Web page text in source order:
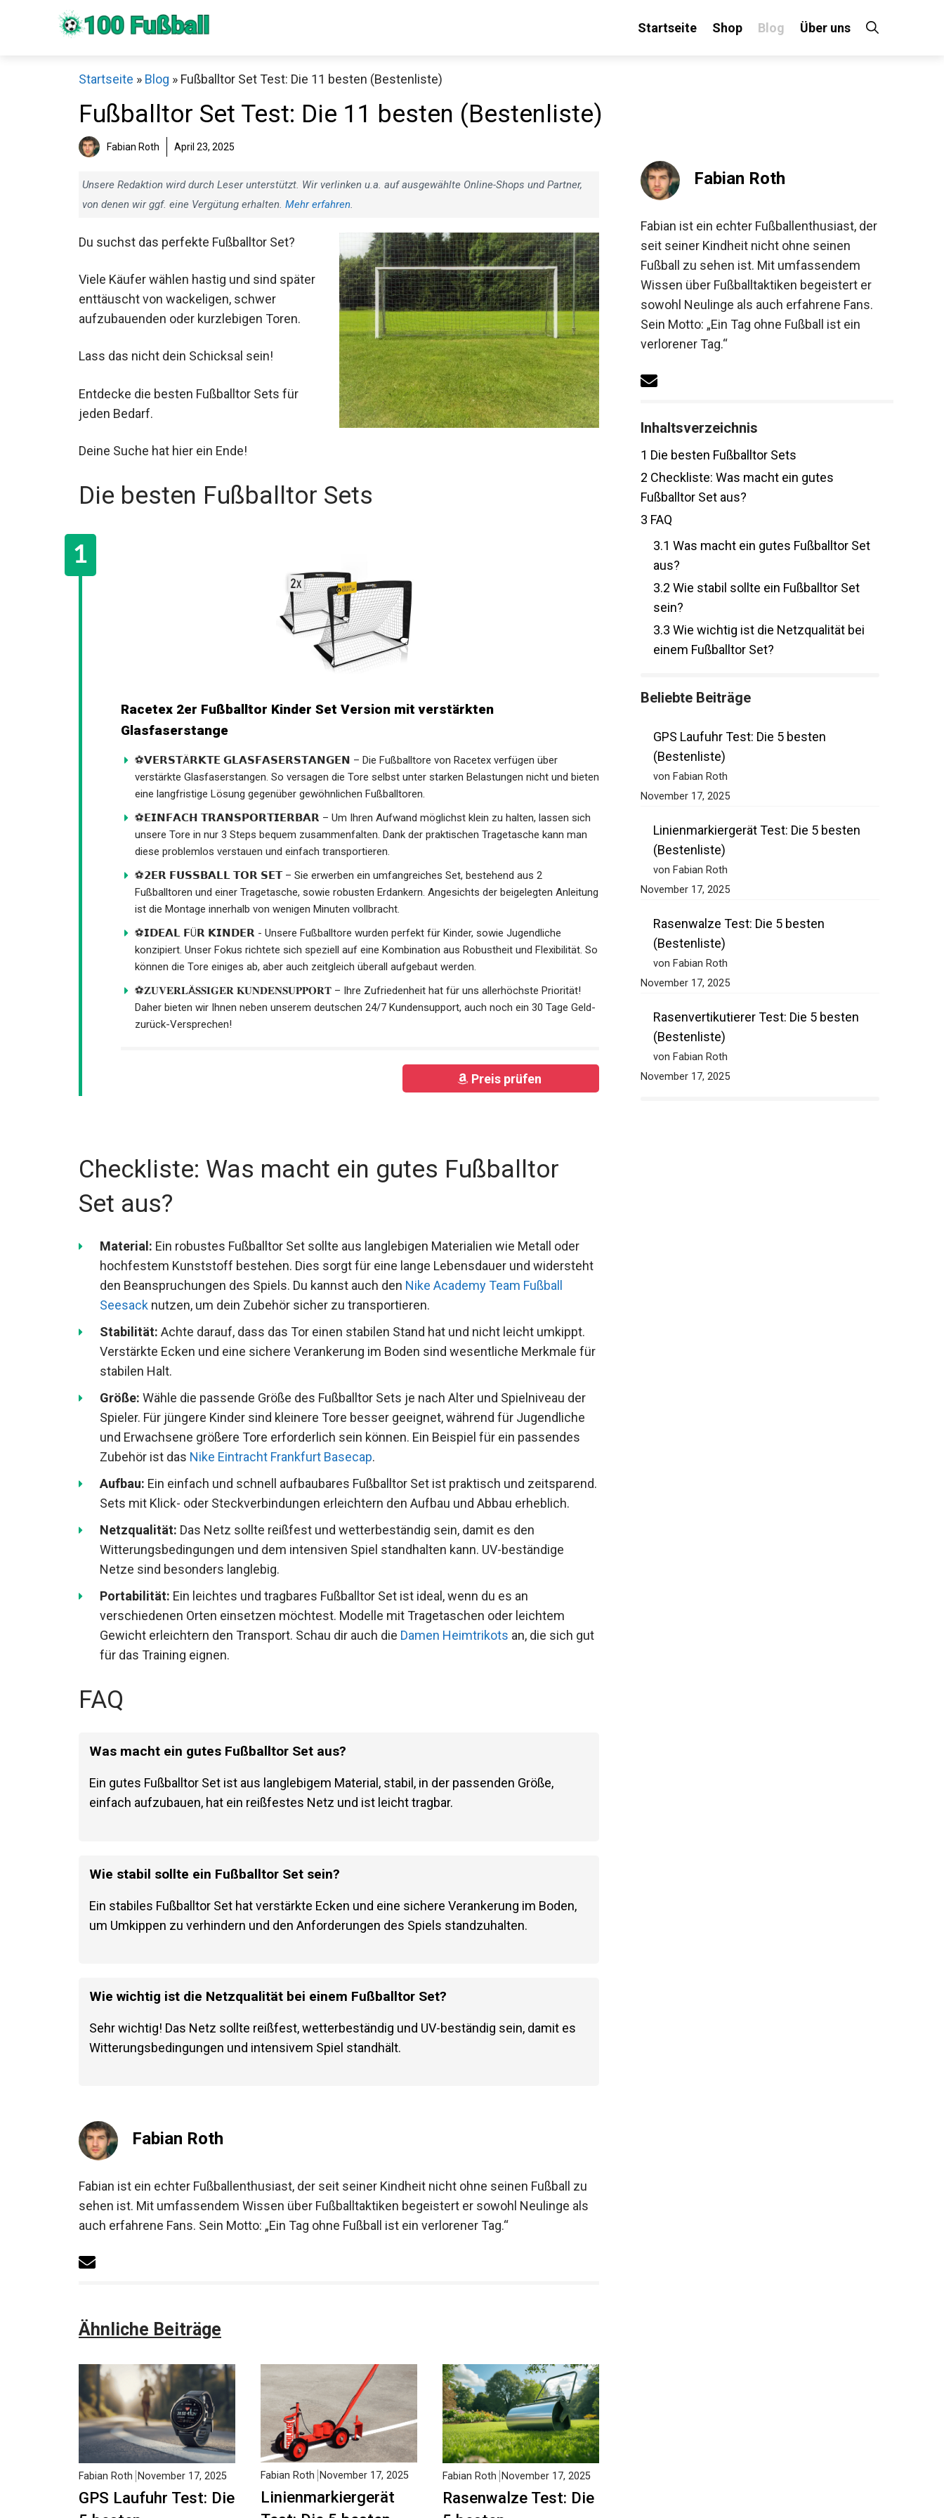
Startseite Shop Blog Über uns
Startseite » Blog » Fußballtor Set Test: Die 11 besten (Bestenliste)
Fußballtor Set Test: Die 11 besten (Bestenliste)
Fabian Roth April 23, 2025
Unsere Redaktion wird durch Leser unterstützt. Wir verlinken u.a. auf ausgewählte Online-Shops und Partner,
von denen wir ggf. eine Vergütung erhalten. Mehr erfahren.
Du suchst das perfekte Fußballtor Set?
Viele Käufer wählen hastig und sind später
enttäuscht von wackeligen, schwer
aufzubauenden oder kurzlebigen Toren.
Lass das nicht dein Schicksal sein!
Entdecke die besten Fußballtor Sets für
jeden Bedarf.
Deine Suche hat hier ein Ende!
Die besten Fußballtor Sets
Racetex 2er Fußballtor Kinder Set Version mit verstärkten
Glasfaserstange
⚽𝗩𝗘𝗥𝗦𝗧Ä𝗥𝗞𝗧𝗘 𝗚𝗟𝗔𝗦𝗙𝗔𝗦𝗘𝗥𝗦𝗧𝗔𝗡𝗚𝗘𝗡 – Die Fußballtore von Racetex verfügen über
verstärkte Glasfaserstangen. So versagen die Tore selbst unter starken Belastungen nicht und
bieten eine langfristige Lösung gegenüber gewöhnlichen Fußballtoren.
⚽𝗘𝗜𝗡𝗙𝗔𝗖𝗛 𝗧𝗥𝗔𝗡𝗦𝗣𝗢𝗥𝗧𝗜𝗘𝗥𝗕𝗔𝗥 – Um Ihren Aufwand möglichst klein zu halten, lassen sich
unsere Tore in nur 3 Steps bequem zusammenfalten. Dank der praktischen Tragetasche kann man
diese problemlos verstauen und einfach transportieren.
⚽𝟮𝗘𝗥 𝗙𝗨𝗦𝗦𝗕𝗔𝗟𝗟 𝗧𝗢𝗥 𝗦𝗘𝗧 – Sie erwerben ein umfangreiches Set, bestehend aus 2
Fußballtoren und einer Tragetasche, sowie robusten Erdankern. Angesichts der beigelegten
Anleitung ist die Montage innerhalb von wenigen Minuten vollbracht.
⚽𝗜𝗗𝗘𝗔𝗟 𝗙Ü𝗥 𝗞𝗜𝗡𝗗𝗘𝗥 - Unsere Fußballtore wurden perfekt für Kinder, sowie Jugendliche
konzipiert. Unser Fokus richtete sich speziell auf eine Kombination aus Robustheit und Flexibilität.
So können die Tore einiges ab, aber auch zeitgleich überall aufgebaut werden.
⚽𝐙𝐔𝐕𝐄𝐑𝐋Ä𝐒𝐒𝐈𝐆𝐄𝐑 𝐊𝐔𝐍𝐃𝐄𝐍𝐒𝐔𝐏𝐏𝐎𝐑𝐓 – Ihre Zufriedenheit hat für uns allerhöchste Priorität!
Daher bieten wir Ihnen neben unserem deutschen 24/7 Kundensupport, auch noch ein 30 Tage
Geld-zurück-Versprechen!
Preis prüfen
Checkliste: Was macht ein gutes Fußballtor
Set aus?
Material: Ein robustes Fußballtor Set sollte aus langlebigen Materialien wie Metall oder
hochfestem Kunststoff bestehen. Dies sorgt für eine lange Lebensdauer und
widersteht den Beanspruchungen des Spiels. Du kannst auch denNike Academy Team
Fußball Seesacknutzen, um dein Zubehör sicher zu transportieren.
Stabilität: Achte darauf, dass das Tor einen stabilen Stand hat und nicht leicht umkippt.
Verstärkte Ecken und eine sichere Verankerung im Boden sind wesentliche Merkmale
für stabilen Halt.
Größe: Wähle die passende Größe des Fußballtor Sets je nach Alter und Spielniveau der
Spieler. Für jüngere Kinder sind kleinere Tore besser geeignet, während für Jugendliche
und Erwachsene größere Tore erforderlich sein können. Ein Beispiel für ein passendes
Zubehör ist das Nike Eintracht Frankfurt Basecap.
Aufbau: Ein einfach und schnell aufbaubares Fußballtor Set ist praktisch und
zeitsparend. Sets mit Klick- oder Steckverbindungen erleichtern den Aufbau und Abbau
erheblich.
Netzqualität:Das Netz sollte reißfest und wetterbeständig sein, damit es den
Witterungsbedingungen und dem intensiven Spiel standhalten kann. UV-beständige
Netze sind besonders langlebig.
Portabilität:Ein leichtes und tragbares Fußballtor Set ist ideal, wenn du es an
verschiedenen Orten einsetzen möchtest. Modelle mit Tragetaschen oder leichtem
Gewicht erleichtern den Transport. Schau dir auch die
FAQ
Ein gutes Fußballtor Set ist aus langlebigem Material, stabil, in der passenden Größe,
Ein stabiles Fußballtor Set hat verstärkte Ecken und eine sichere Verankerung im Boden,
Sehr wichtig! Das Netz sollte reißfest, wetterbeständig und UV-beständig sein, damit es
Fabian ist ein echter Fußballenthusiast, der seit seiner Kindheit nicht ohne seinen Fußball zu
sehen ist. Mit umfassendem Wissen über Fußballtaktiken begeistert er sowohl Neulinge als
Fabian Roth November 17, 2025 Fabian Roth November 17, 2025 Fabian Roth November 17, 2025
Fabian Roth
Fabian ist ein echter Fußballenthusiast, der
seit seiner Kindheit nicht ohne seinen
Fußball zu sehen ist. Mit umfassendem
Wissen über Fußballtaktiken begeistert er
sowohl Neulinge als auch erfahrene Fans.
Sein Motto: „Ein Tag ohne Fußball ist ein
verlorener Tag.“
Inhaltsverzeichnis
Die besten Fußballtor Sets
Checkliste: Was macht ein gutes
Fußballtor Set aus?
FAQ
3.1Was macht ein gutes Fußballtor Set
aus?
3.2Wie stabil sollte ein Fußballtor Set
sein?
3.3Wie wichtig ist die Netzqualität bei
einem Fußballtor Set?
Beliebte Beiträge
GPS Laufuhr Test: Die 5 besten
(Bestenliste)
von Fabian Roth
November 17, 2025
Linienmarkiergerät Test: Die 5 besten
(Bestenliste)
von Fabian Roth
November 17, 2025
Rasenwalze Test: Die 5 besten
(Bestenliste)
von Fabian Roth
November 17, 2025
Rasenvertikutierer Test: Die 5 besten
(Bestenliste)
von Fabian Roth
November 17, 2025
Decathlon Sale
Schaue dir jetzt die meistverkauften Produkte im Sale bei Decathlon an!